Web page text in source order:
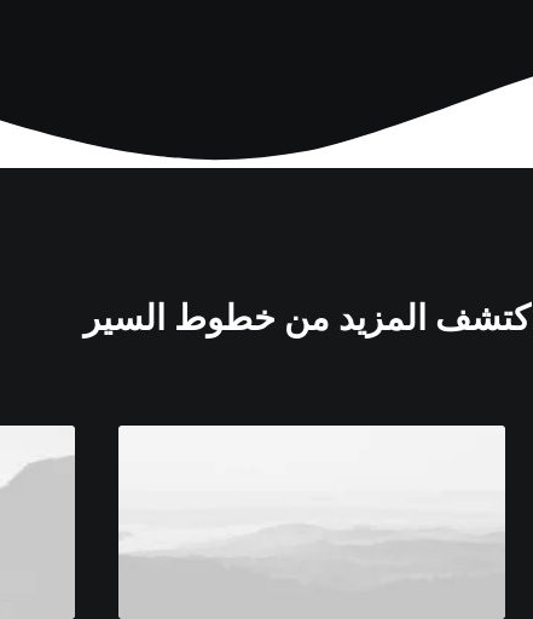
اكتشف المزيد من خطوط السير